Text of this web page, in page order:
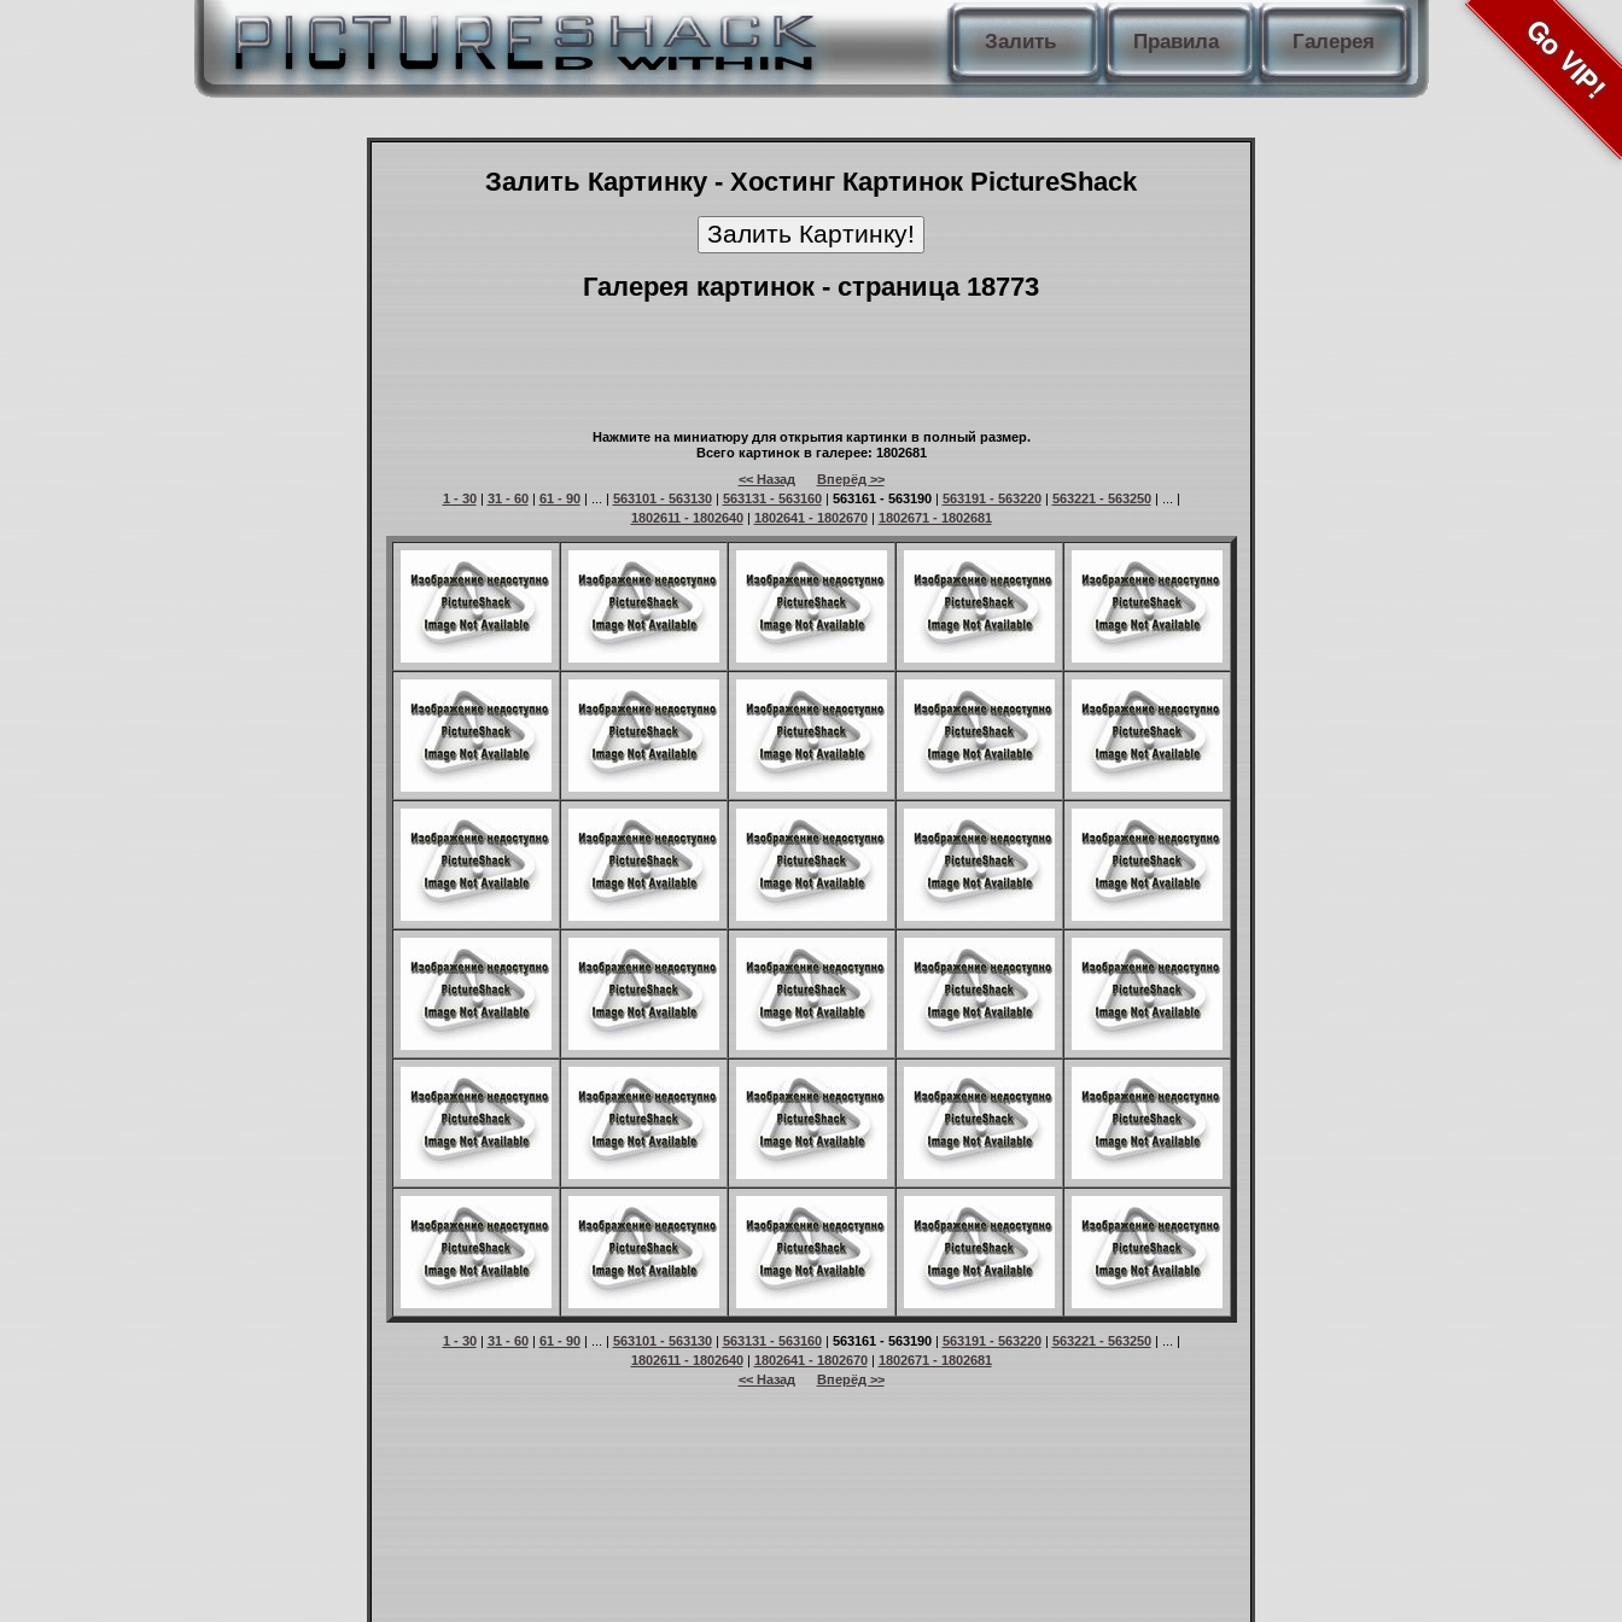
Залить Правила Галерея Go VIP!
Залить Картинку - Хостинг Картинок PictureShack
Галерея картинок - страница 18773
Нажмите на миниатюру для открытия картинки в полный размер.
Всего картинок в галерее: 1802681
<< Назад
Вперёд >>
1 - 30| 31 - 60| 61 - 90| ... | 563101 - 563130| 563131 - 563160| 563161 - 563190| 563191 - 563220| 563221 - 563250| ... |
1802611 - 1802640| 1802641 - 1802670| 1802671 - 1802681
1 - 30| 31 - 60| 61 - 90| ... | 563101 - 563130| 563131 - 563160| 563161 - 563190| 563191 - 563220| 563221 - 563250| ... |
1802611 - 1802640| 1802641 - 1802670| 1802671 - 1802681
<< Назад
Вперёд >>